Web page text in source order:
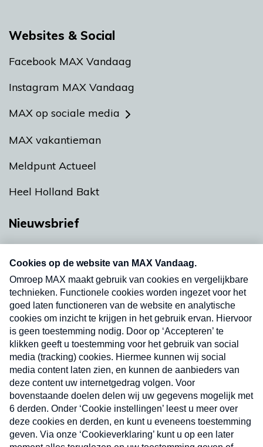
Websites & Social
Facebook MAX Vandaag
Instagram MAX Vandaag
MAX op sociale media
MAX vakantieman
Meldpunt Actueel
Heel Holland Bakt
Nieuwsbrief
nieuwsbrief. Elke vrijdag- en dinsdagochtend in
uw mailbox.
Verzend
Nieuwsbrief
Neem hier een gratis abonnement op onze